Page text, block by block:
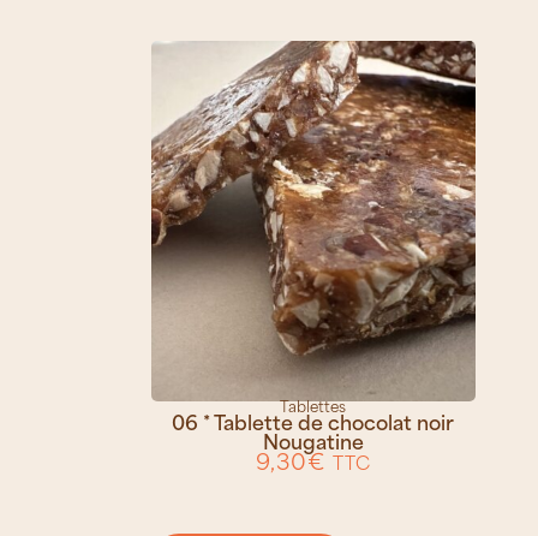
Tablettes
06 * Tablette de chocolat noir
Nougatine
9,30€ TTC